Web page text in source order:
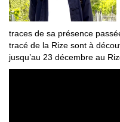
traces de sa présence
tracé de la Rize sont à
jusqu’au 23 décembre au